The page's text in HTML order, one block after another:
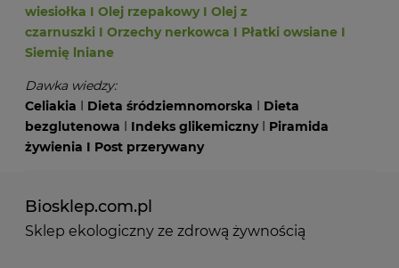
wiesiołka I Olej rzepakowyI Olej z
czarnuszki I Orzechy nerkowca I Płatki owsiane I
Siemię lniane
Dawka wiedzy:
Celiakia I Dieta śródziemnomorska I Dieta
bezglutenowa I Indeks glikemicznyI Piramida
żywienia I Post przerywany
Biosklep.com.pl
Sklep ekologiczny ze zdrową żywnością